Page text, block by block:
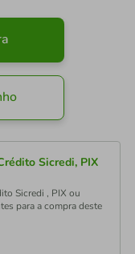
Sicredi, PIX
Sicredi , PIX ou
para a compra deste